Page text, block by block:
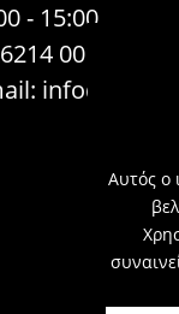
- 15:00
00104
Αυτός ο